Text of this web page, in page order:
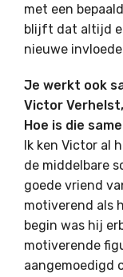
met een
blijft dat altijd
nieuwe
Je werkt ook
Victor
Hoe is die
Ik ken Victor al
de middelbare
goede vriend
motiverend als
begin was hij
motiverende
aangemoedigd